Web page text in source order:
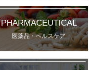
PHARMACEUTICAL
医薬品・ヘルスケア